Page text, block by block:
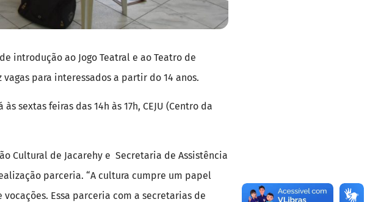
introdução ao Jogo Teatral e ao Teatro de
vagas para interessados a partir do 14 anos.
sextas feiras das 14h às 17h, CEJU (Centro da
Cultural de Jacarehy e Secretaria de Assistência
parceria. “A cultura cumpre um papel
Essa parceria com a secretarias de